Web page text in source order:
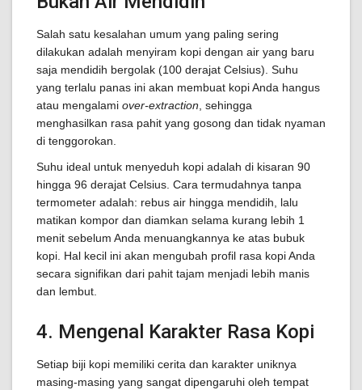
Salah satu kesalahan umum yang paling sering
dilakukan adalah menyiram kopi dengan air yang baru
saja mendidih bergolak (100 derajat Celsius). Suhu
yang terlalu panas ini akan membuat kopi Anda hangus
atau mengalami over-extraction , sehingga
menghasilkan rasa pahit yang gosong dan tidak nyaman
di tenggorokan.
Suhu ideal untuk menyeduh kopi adalah di kisaran 90
hingga 96 derajat Celsius. Cara termudahnya tanpa
termometer adalah: rebus air hingga mendidih, lalu
matikan kompor dan diamkan selama kurang lebih 1
menit sebelum Anda menuangkannya ke atas bubuk
kopi. Hal kecil ini akan mengubah profil rasa kopi Anda
secara signifikan dari pahit tajam menjadi lebih manis
dan lembut.
4. Mengenal Karakter Rasa Kopi
Setiap biji kopi memiliki cerita dan karakter uniknya
masing-masing yang sangat dipengaruhi oleh tempat